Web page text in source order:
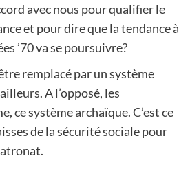
avec nous pour qualifier le
et pour dire que la tendance à
’70 va se poursuivre?
remplacé par un système
A l’opposé, les
système archaïque. C’est ce
de la sécurité sociale pour